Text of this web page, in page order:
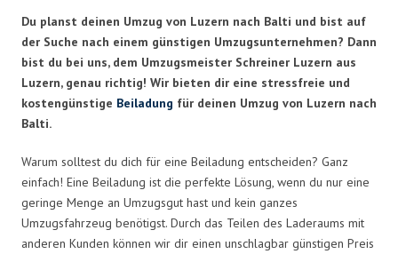
Du planst deinen Umzug von Luzern nach Balti und bist auf
der Suche nach einem günstigen Umzugsunternehmen? Dann
bist du bei uns, dem Umzugsmeister Schreiner Luzern aus
Luzern, genau richtig! Wir bieten dir eine stressfreie und
kostengünstige Beiladung für deinen Umzug von Luzern nach
Balti.
Warum solltest du dich für eine Beiladung entscheiden? Ganz
einfach! Eine Beiladung ist die perfekte Lösung, wenn du nur eine
geringe Menge an Umzugsgut hast und kein ganzes
Umzugsfahrzeug benötigst. Durch das Teilen des Laderaums mit
anderen Kunden können wir dir einen unschlagbar günstigen Preis